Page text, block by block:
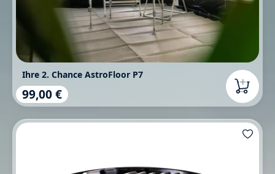
Ihre 2. Chance AstroFloor P7
Regulärer Preis:
99,00 €